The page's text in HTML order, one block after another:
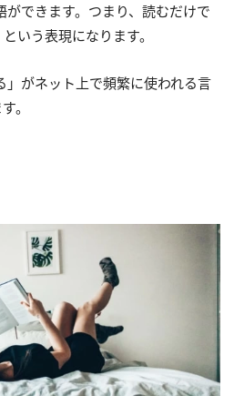
ができます。つまり、読むだけで
いう表現になります。
」がネット上で頻繁に使われる言
。